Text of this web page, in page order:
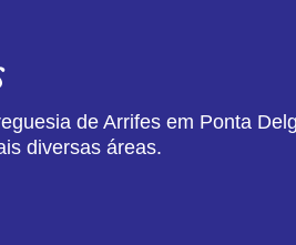
de Arrifes em Ponta
diversas áreas.